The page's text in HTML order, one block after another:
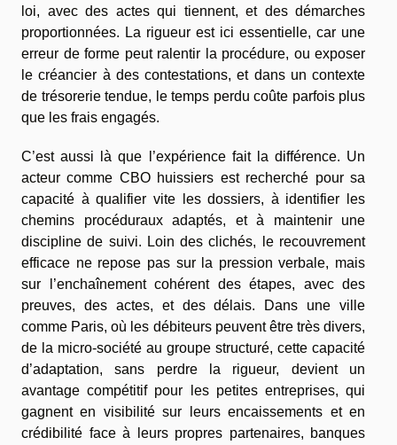
loi, avec des actes qui tiennent, et des démarches
proportionnées. La rigueur est ici essentielle, car une
erreur de forme peut ralentir la procédure, ou exposer
le créancier à des contestations, et dans un contexte
de trésorerie tendue, le temps perdu coûte parfois plus
que les frais engagés.
C’est aussi là que l’expérience fait la différence. Un
acteur comme CBO huissiers est recherché pour sa
capacité à qualifier vite les dossiers, à identifier les
chemins procéduraux adaptés, et à maintenir une
discipline de suivi. Loin des clichés, le recouvrement
efficace ne repose pas sur la pression verbale, mais
sur l’enchaînement cohérent des étapes, avec des
preuves, des actes, et des délais. Dans une ville
comme Paris, où les débiteurs peuvent être très divers,
de la micro-société au groupe structuré, cette capacité
d’adaptation, sans perdre la rigueur, devient un
avantage compétitif pour les petites entreprises, qui
gagnent en visibilité sur leurs encaissements et en
crédibilité face à leurs propres partenaires, banques